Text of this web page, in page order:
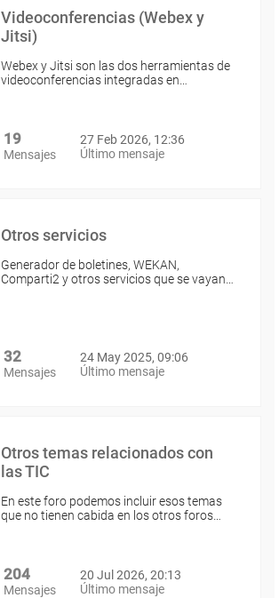
Videoconferencias (Webex y
Jitsi)
Webex y Jitsi son las dos herramientas de
videoconferencias integradas en…
19
Mensajes
27 Feb 2026, 12:36
Último mensaje
Otros servicios
Generador de boletines, WEKAN,
Comparti2 y otros servicios que se vayan…
32
Mensajes
24 May 2025, 09:06
Último mensaje
Otros temas relacionados con
las TIC
En este foro podemos incluir esos temas
que no tienen cabida en los otros foros…
204
Mensajes
20 Jul 2026, 20:13
Último mensaje